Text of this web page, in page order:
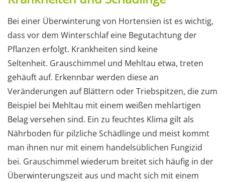
Bei einer Überwinterung von Hortensien ist es wichtig,
dass vor dem Winterschlaf eine Begutachtung der
Pflanzen erfolgt. Krankheiten sind keine
Seltenheit. Grauschimmel und Mehltau etwa, treten
gehäuft auf. Erkennbar werden diese an
Veränderungen auf Blättern oder Triebspitzen, die zum
Beispiel bei Mehltau mit einem weißen mehlartigen
Belag versehen sind. Ein zu feuchtes Klima gilt als
Nährboden für pilzliche Schädlinge und meist kommt
man ihnen nur mit einem handelsüblichen Fungizid
bei. Grauschimmel wiederum breitet sich häufig in der
Überwinterungszeit aus und macht sich mit einem